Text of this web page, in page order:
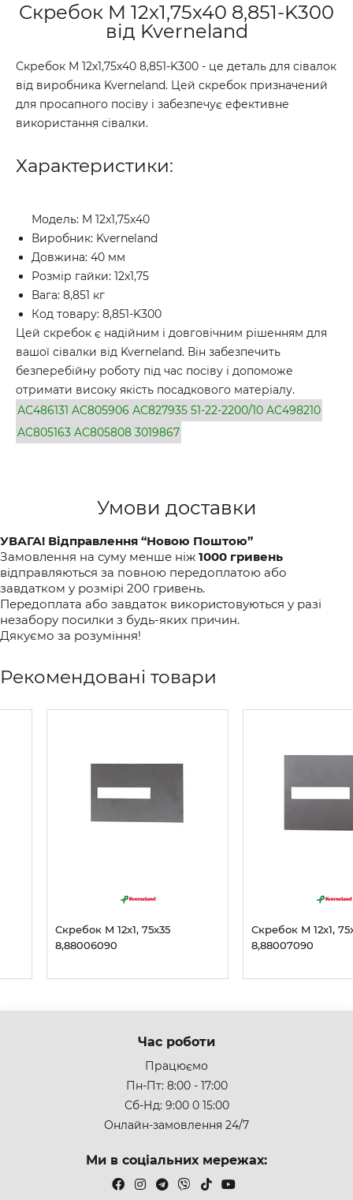
Скребок M 12x1,75x40 8,851-K300
від Kverneland
Скребок M 12x1,75x40 8,851-K300 - це деталь для сівалок
від виробника Kverneland. Цей скребок призначений
для просапного посіву і забезпечує ефективне
використання сівалки.
Характеристики:
Модель: M 12x1,75x40
Виробник: Kverneland
Довжина: 40 мм
Розмір гайки: 12x1,75
Вага: 8,851 кг
Код товару: 8,851-K300
Цей скребок є надійним і довговічним рішенням для
вашої сівалки від Kverneland. Він забезпечить
безперебійну роботу під час посіву і допоможе
отримати високу якість посадкового матеріалу.
АС486131 AC805906 АС827935 51-22-2200/10 AC498210
AC805163 AC805808 3019867
Умови доставки
УВАГА! Відправлення “Новою Поштою”
Замовлення на суму менше ніж 1000 гривень
відправляються за повною передоплатою або
завдатком у розмірі 200 гривень.
Передоплата або завдаток використовуються у разі
незабору посилки з будь-яких причин.
Дякуємо за розуміння!
Рекомендовані товари
Скребок M 12x1, 75x35
8,88006090
Скребок M 12x1,
8,88007090
Час роботи
Працюємо
Пн-Пт: 8:00 - 17:00
Сб-Нд: 9:00 0 15:00
Онлайн-замовлення 24/7
Ми в соціальних мережах: